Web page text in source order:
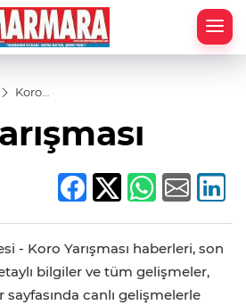
Koro
- Koro Yarışması haberleri, son
bilgiler ve tüm gelişmeler,
sayfasında canlı gelişmelerle